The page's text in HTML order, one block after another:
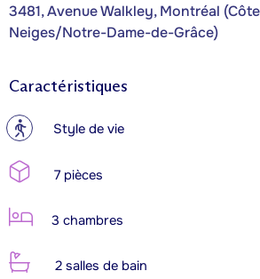
3481, Avenue Walkley, Montréal
Neiges/Notre-Dame-de-Grâce)
Caractéristiques
? Style de vie
7 pièces
3 chambres
2 salles de bain